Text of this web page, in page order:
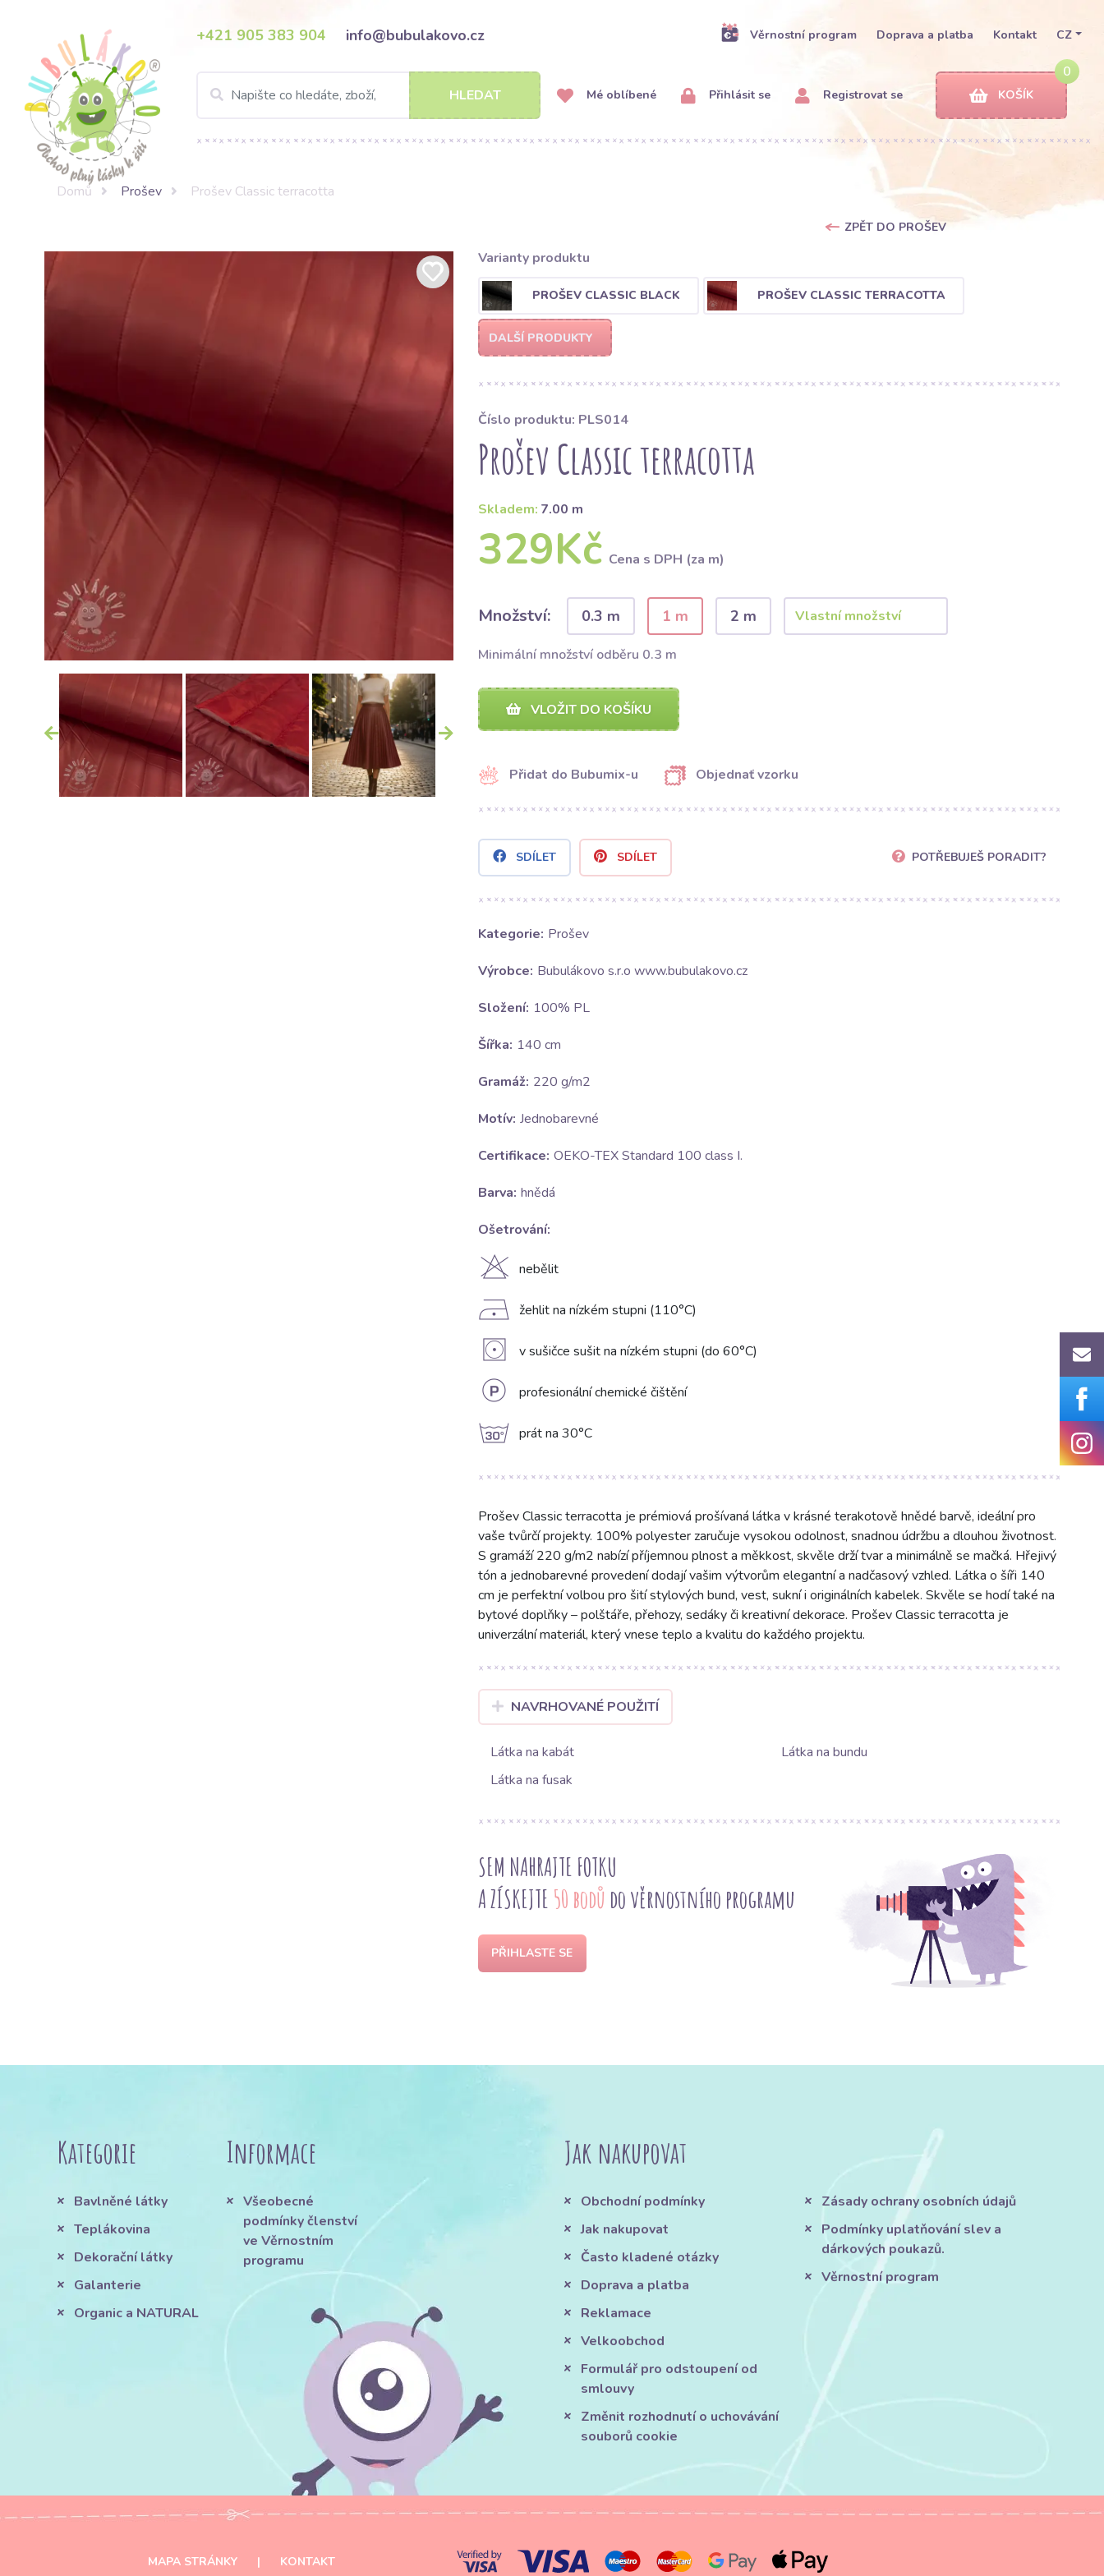
+421 905 383 904 info@bubulakovo.cz Věrnostní program Doprava a platba Kontakt CZ
HLEDAT Mé oblíbené Přihlásit se Registrovat se
0
KOŠÍK
Domů Prošev Prošev Classic terracotta
ZPĚT DO PROŠEV
Varianty produktu
PROŠEV CLASSIC BLACK PROŠEV CLASSIC TERRACOTTA
DALŠÍ PRODUKTY
Číslo produktu: PLS014
Prošev Classic terracotta
Skladem: 7.00 m
329Kč Cena s DPH (za m)
Množství: 0.3 m 1 m 2 m
Minimální množství odběru 0.3 m
VLOŽIT DO KOŠÍKU
Přidat do Bubumix-u Objednať vzorku
SDÍLET SDÍLET POTŘEBUJEŠ PORADIT?
Kategorie: Prošev
Výrobce: Bubulákovo s.r.o www.bubulakovo.cz
Složení: 100% PL
Šířka: 140 cm
Gramáž: 220 g/m2
Motív: Jednobarevné
Certifikace: OEKO-TEX Standard 100 class I.
Barva: hnědá
Ošetrování:
H nebělit
D žehlit na nízkém stupni (110°C)
V v sušičce sušit na nízkém stupni (do 60°C)
L profesionální chemické čištění
g prát na 30°C
Prošev Classic terracotta je prémiová prošívaná látka v krásné terakotově hnědé barvě, ideální pro
vaše tvůrčí projekty. 100% polyester zaručuje vysokou odolnost, snadnou údržbu a dlouhou životnost.
S gramáží 220 g/m2 nabízí příjemnou plnost a měkkost, skvěle drží tvar a minimálně se mačká. Hřejivý
tón a jednobarevné provedení dodají vašim výtvorům elegantní a nadčasový vzhled. Látka o šíři 140
cm je perfektní volbou pro šití stylových bund, vest, sukní i originálních kabelek. Skvěle se hodí také na
bytové doplňky – polštáře, přehozy, sedáky či kreativní dekorace. Prošev Classic terracotta je
univerzální materiál, který vnese teplo a kvalitu do každého projektu.
NAVRHOVANÉ POUŽITÍ
Látka na kabát
Látka na bundu
Látka na fusak
SEM NAHRAJTE FOTKU
A ZÍSKEJTE 50 bodů do věrnostního programu
PŘIHLASTE SE
Kategorie
Bavlněné látky
Teplákovina
Dekorační látky
Galanterie
Organic a NATURAL
Informace
Všeobecné
podmínky členství
ve Věrnostním
programu
Jak nakupovat
Obchodní podmínky
Jak nakupovat
Často kladené otázky
Doprava a platba
Reklamace
Velkoobchod
Formulář pro odstoupení od
smlouvy
Změnit rozhodnutí o uchovávání
souborů cookie
Zásady ochrany osobních údajů
Podmínky uplatňování slev a
dárkových poukazů.
Věrnostní program
MAPA STRÁNKY | KONTAKT